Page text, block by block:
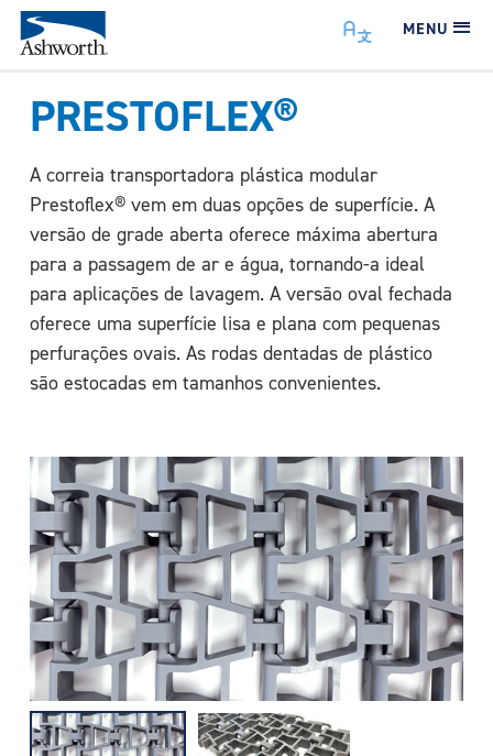
MENU
PRESTOFLEX®
A correia transportadora plástica modular
Prestoflex® vem em duas opções de superfície. A
versão de grade aberta oferece máxima abertura
para a passagem de ar e água, tornando-a ideal
para aplicações de lavagem. A versão oval fechada
oferece uma superfície lisa e plana com pequenas
perfurações ovais. As rodas dentadas de plástico
são estocadas em tamanhos convenientes.